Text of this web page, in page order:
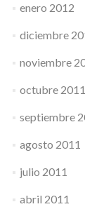
enero 2012
diciembre
noviembre
octubre 2011
septiembre
agosto 2011
julio 2011
abril 2011